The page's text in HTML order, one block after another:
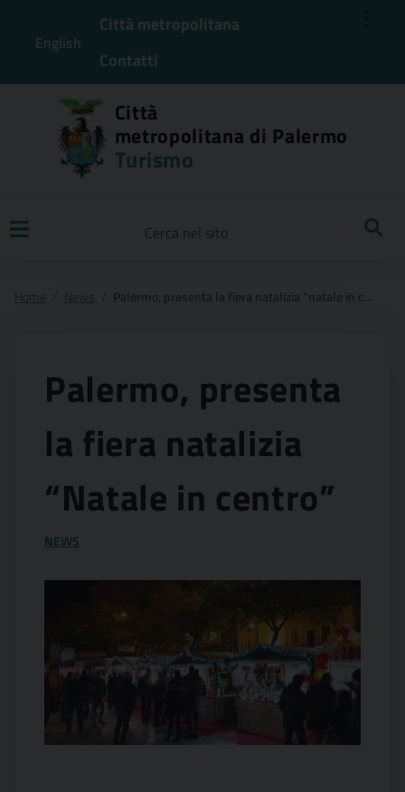
English
Città metropolitana
Contatti
Città
metropolitana di Palermo
Turismo
Palermo, presenta
la fiera natalizia
“Natale in centro”
NEWS